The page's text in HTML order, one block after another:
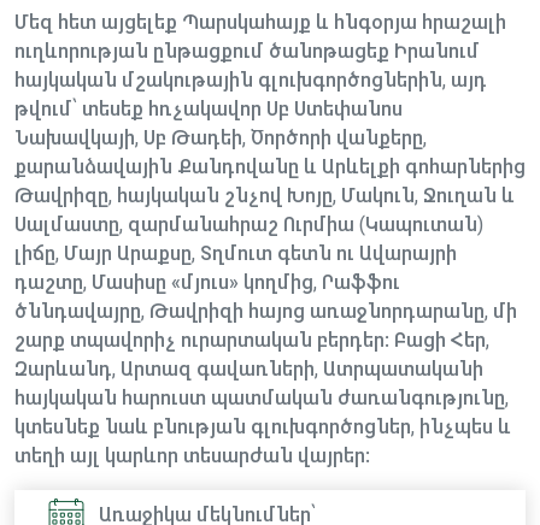
Մեզ հետ այցելեք Պարսկահայք և հնգօրյա հրաշալի
ուղևորության ընթացքում ծանոթացեք Իրանում
հայկական մշակութային գլուխգործոցներին, այդ
թվում՝ տեսեք հռչակավոր Սբ Ստեփանոս
Նախավկայի, Սբ Թադեի, Ծործորի վանքերը,
քարանձավային Քանդովանը և Արևելքի գոհարներից
Թավրիզը, հայկական շնչով Խոյը, Մակուն, Ջուղան և
Սալմաստը, զարմանահրաշ Ուրմիա (Կապուտան)
լիճը, Մայր Արաքսը, Տղմուտ գետն ու Ավարայրի
դաշտը, Մասիսը «մյուս» կողմից, Րաֆֆու
ծննդավայրը, Թավրիզի հայոց առաջնորդարանը, մի
շարք տպավորիչ ուրարտական բերդեր: Բացի Հեր,
Զարևանդ, Արտազ գավառների, Ատրպատականի
հայկական հարուստ պատմական ժառանգությունը,
կտեսնեք նաև բնության գլուխգործոցներ, ինչպես և
տեղի այլ կարևոր տեսարժան վայրեր:
Առաջիկա մեկնումներ՝